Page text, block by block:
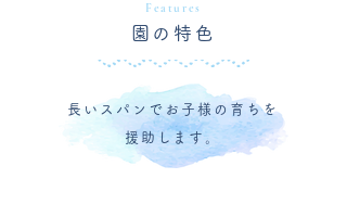
Features
園の特色
長いスパンでお子様の育ちを
援助します。